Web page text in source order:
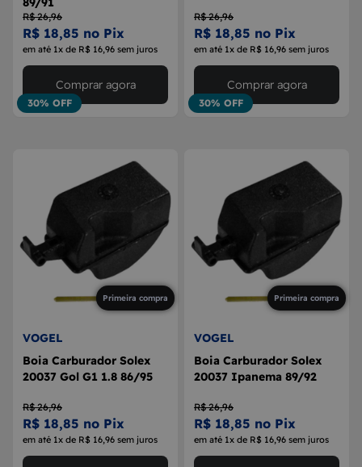
R$ 26,96
R$ 18,85 no Pix
em até 1x de R$ 16,96 sem juros
30% OFF
Comprar agora
R$ 26,96
R$ 18,85 no Pix
em até 1x de R$ 16,96 sem juros
30% OFF
Comprar agora
Primeira compra
VOGEL
Boia Carburador Solex
20037 Gol G1 1.8 86/95
R$ 26,96
R$ 18,85 no Pix
em até 1x de R$ 16,96 sem juros
Primeira compra
VOGEL
Boia Carburador Solex
20037 Ipanema 89/92
R$ 26,96
R$ 18,85 no Pix
em até 1x de R$ 16,96 sem juros